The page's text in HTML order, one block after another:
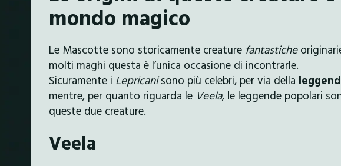
mondo magico
Le Mascotte sono storicamente creature fantastiche
molti maghi questa è l’unica occasione di incontrarle.
Sicuramente i Lepricanisono più celebri, per via della
mentre, per quanto riguarda le Veela, le leggende popolari
queste due creature.
Veela